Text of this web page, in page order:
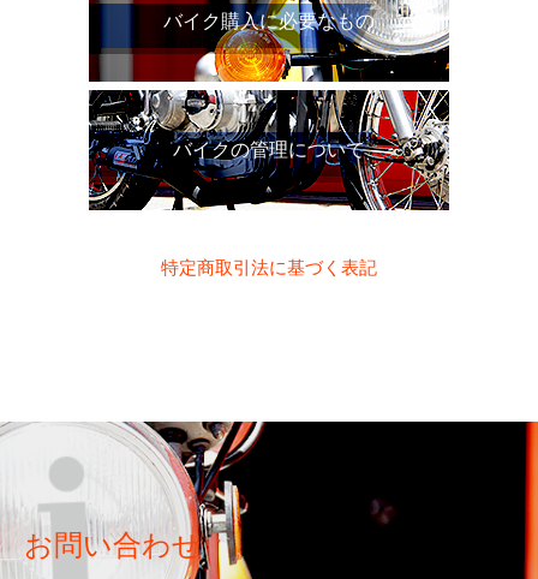
バイク購入に必要なもの
バイクの管理について
特定商取引法に基づく表記
お問い合わせ